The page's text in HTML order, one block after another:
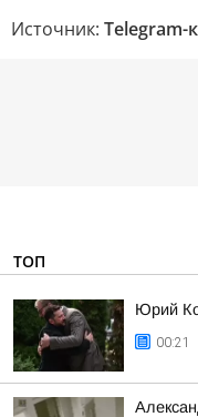
Источник: Telegram-
ТОП
Юрий
00:21